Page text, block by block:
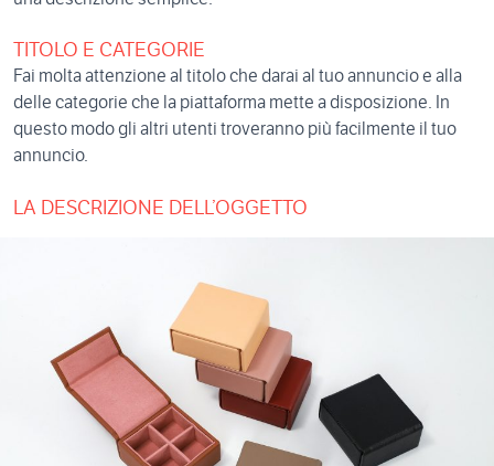
TITOLO E CATEGORIE
Fai molta attenzione al titolo che darai al tuo annuncio e alla
delle categorie che la piattaforma mette a disposizione. In
questo modo gli altri utenti troveranno più facilmente il tuo
annuncio.
LA DESCRIZIONE DELL’OGGETTO